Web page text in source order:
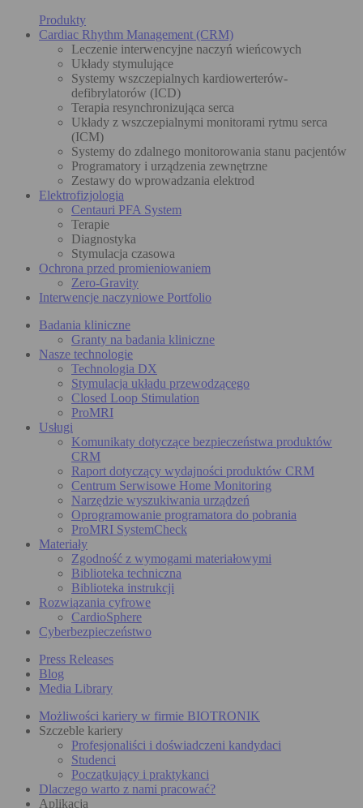
Produkty
Cardiac Rhythm Management (CRM)
Leczenie interwencyjne naczyń wieńcowych
Układy stymulujące
Systemy wszczepialnych kardiowerterów-
defibrylatorów (ICD)
Terapia resynchronizująca serca
Układy z wszczepialnymi monitorami rytmu serca
(ICM)
Systemy do zdalnego monitorowania stanu pacjentów
Programatory i urządzenia zewnętrzne
Zestawy do wprowadzania elektrod
Elektrofizjologia
Centauri PFA System
Terapie
Diagnostyka
Stymulacja czasowa
Ochrona przed promieniowaniem
Zero-Gravity
Interwencje naczyniowe Portfolio
Badania kliniczne
Granty na badania kliniczne
Nasze technologie
Technologia DX
Stymulacja układu przewodzącego
Closed Loop Stimulation
ProMRI
Usługi
Komunikaty dotyczące bezpieczeństwa produktów
CRM
Raport dotyczący wydajności produktów CRM
Centrum Serwisowe Home Monitoring
Narzędzie wyszukiwania urządzeń
Oprogramowanie programatora do pobrania
ProMRI SystemCheck
Materiały
Zgodność z wymogami materiałowymi
Biblioteka techniczna
Biblioteka instrukcji
Rozwiązania cyfrowe
CardioSphere
Cyberbezpieczeństwo
Press Releases
Blog
Media Library
Możliwości kariery w firmie BIOTRONIK
Szczeble kariery
Profesjonaliści i doświadczeni kandydaci
Studenci
Początkujący i praktykanci
Dlaczego warto z nami pracować?
Aplikacja